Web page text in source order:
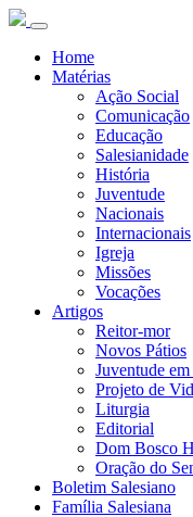
Home
Matérias
Ação Social
Comunicação
Educação
Salesianidade
História
Juventude
Nacionais
Internacionais
Igreja
Missões
Vocações
Artigos
Reitor-mor
Novos Pátios
Juventude em
Projeto de
Liturgia
Editorial
Dom Bosco
Oração do
Boletim Salesiano
Família Salesiana